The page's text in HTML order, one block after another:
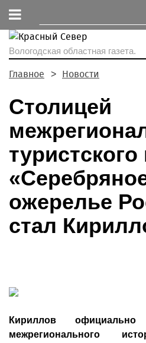
Вологодская областная газета.
Главное Новости
Столицей
ожерелье
стал
Кириллов
межрегионального